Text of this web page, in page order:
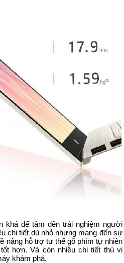
khá để tâm đến trải nghiệm người
chi tiết dù nhỏ nhưng mang đến sự
nâng hỗ trợ tư thế gõ phím tự nhiên
hơn. Và còn nhiều chi tiết thú vị
khám phá.